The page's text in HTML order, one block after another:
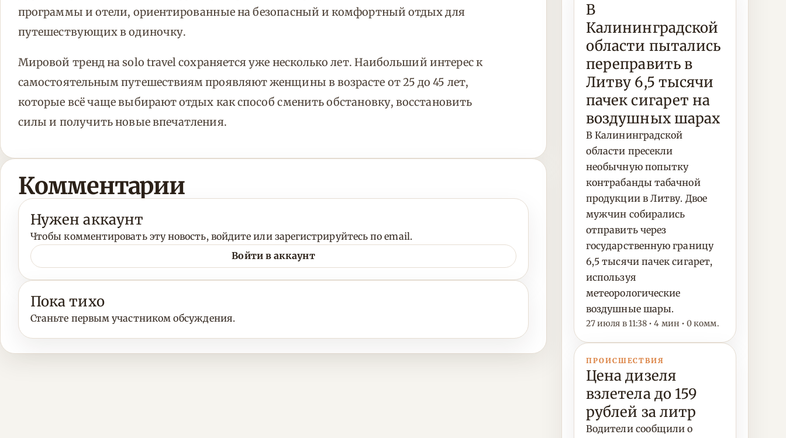
программы и отели, ориентированные на безопасный и комфортный отдых для
путешествующих в одиночку.
Мировой тренд на solo travel сохраняется уже несколько лет. Наибольший интерес к
самостоятельным путешествиям проявляют женщины в возрасте от 25 до 45 лет,
которые всё чаще выбирают отдых как способ сменить обстановку, восстановить
силы и получить новые впечатления.
Комментарии
Нужен аккаунт
Чтобы комментировать эту новость, войдите или зарегистрируйтесь по email.
Войти в аккаунт
Пока тихо
Станьте первым участником обсуждения.
В
Калининградской
области пытались
переправить в
Литву 6,5 тысячи
пачек сигарет на
воздушных шарах
В Калининградской
области пресекли
необычную попытку
контрабанды табачной
продукции в Литву. Двое
мужчин собирались
отправить через
государственную границу
6,5 тысячи пачек сигарет,
используя
метеорологические
воздушные шары.
27 июля в 11:38 • 4 мин • 0 комм.
ПРОИСШЕСТВИЯ
Цена дизеля
взлетела до 159
рублей за литр
Водители сообщили о